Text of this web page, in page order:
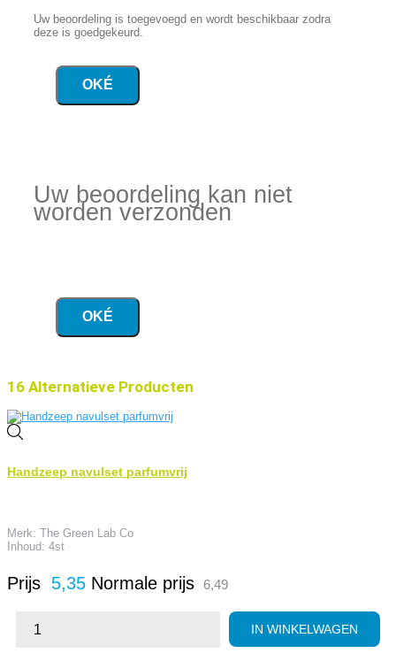
Uw beoordeling is toegevoegd en wordt beschikbaar zodra
deze is goedgekeurd.
OKÉ
Uw beoordeling kan niet
worden verzonden
OKÉ
16 Alternatieve Producten
Handzeep navulset parfumvrij
Merk: The Green Lab Co
Inhoud: 4st
Prijs 5,35 Normale prijs 6,49
IN WINKELWAGEN